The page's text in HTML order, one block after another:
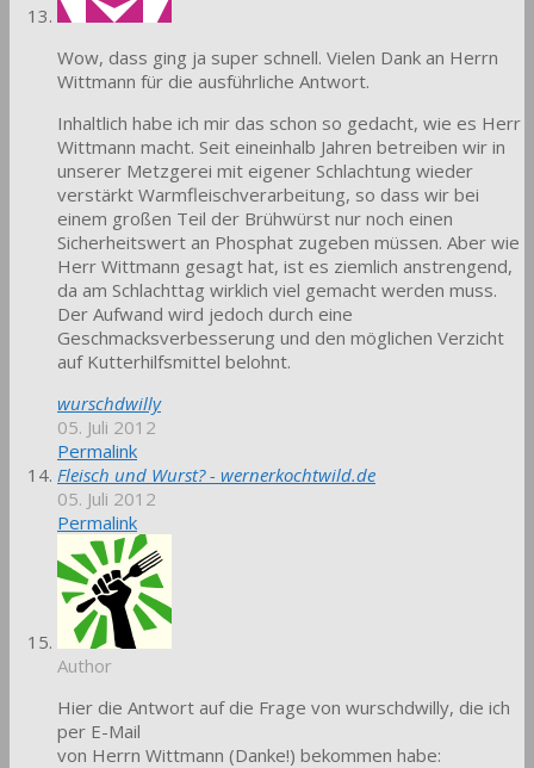
Wow, dass ging ja super schnell. Vielen Dank an Herrn
Wittmann für die ausführliche Antwort.
Inhaltlich habe ich mir das schon so gedacht, wie es Herr
Wittmann macht. Seit eineinhalb Jahren betreiben wir in
unserer Metzgerei mit eigener Schlachtung wieder
verstärkt Warmfleischverarbeitung, so dass wir bei
einem großen Teil der Brühwürst nur noch einen
Sicherheitswert an Phosphat zugeben müssen. Aber wie
Herr Wittmann gesagt hat, ist es ziemlich anstrengend,
da am Schlachttag wirklich viel gemacht werden muss.
Der Aufwand wird jedoch durch eine
Geschmacksverbesserung und den möglichen Verzicht
auf Kutterhilfsmittel belohnt.
wurschdwilly
05. Juli 2012
Permalink
Fleisch und Wurst? - wernerkochtwild.de
05. Juli 2012
Permalink
Author
Hier die Antwort auf die Frage von wurschdwilly, die ich
per E-Mail
von Herrn Wittmann (Danke!) bekommen habe: